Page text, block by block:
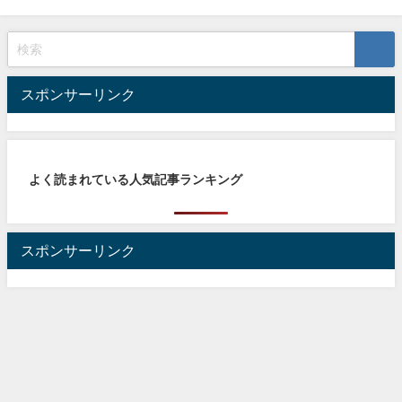
スポンサーリンク
よく読まれている人気記事ランキング
スポンサーリンク